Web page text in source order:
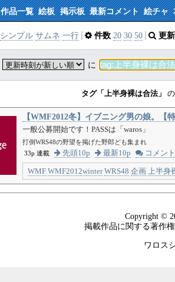
作品一覧 絵板 掲示板 最新コメント 絵チャ
シンプル サムネ 一行 件数 20 30 50 更
に
タグ「上半身裸は合法」
【WMF2012冬】イブニング男の娘。【
一般公募開始です！PASSは「waros」
打倒WRS48の野望を掲げた野郎ども集まれ
33p 連載
先頭10p 最新10p コメント
WMF WMF2012winter WRS48 企画 上半身
Copyright ©
掲載作品に関する著作
ワロス